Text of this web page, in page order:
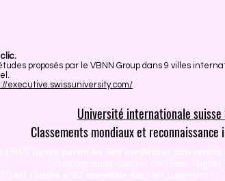
proposés par le VBNN Group dans 9 villes
executive.swissuniversity.com/
Université internationale suisse
Classements mondiaux et